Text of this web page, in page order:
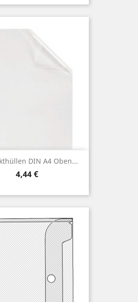
DIN A4 Oben...
Preis
4,44 €